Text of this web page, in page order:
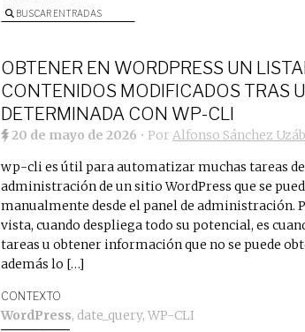
BUSCAR ENTRADAS
OBTENER EN WORDPRESS UN
CONTENIDOS MODIFICADOS TRAS
DETERMINADA CON WP-CLI
20 de mayo de 2026 • Por Alfonso Sánchez
wp-cli es útil para automatizar muchas tareas
administración de un sitio WordPress que se
manualmente desde el panel de administración.
vista, cuando despliega todo su potencial, es
tareas u obtener información que no se puede
además lo […]
CONTEXTO
WordPress, date_query, WP-CLI